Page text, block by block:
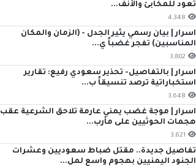
تعود للمخابئ والأنف...
4,348
اسرار | بيان رسمي يثير الجدل - (الزمان والمكان
المناسبين) تفجر غضباً ي...
3,802
اسرار | بالتفاصيل- تحذير سعودي رفيع: تقارير
استخباراتية ترصد تنسيقاً ب...
3,648
اسرار | موجة غضب يمني عارمة تلاحق الشرعية عقب
هجمات الحوثيين على مأرب...
3,621
تفاصيل جديدة.. مقتل ضباط سعوديين وعشرات
الجنود اليمنيين بهجوم واسع لمل...